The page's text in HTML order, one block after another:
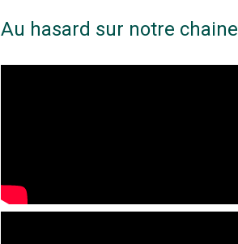
Au hasard sur notre chaine